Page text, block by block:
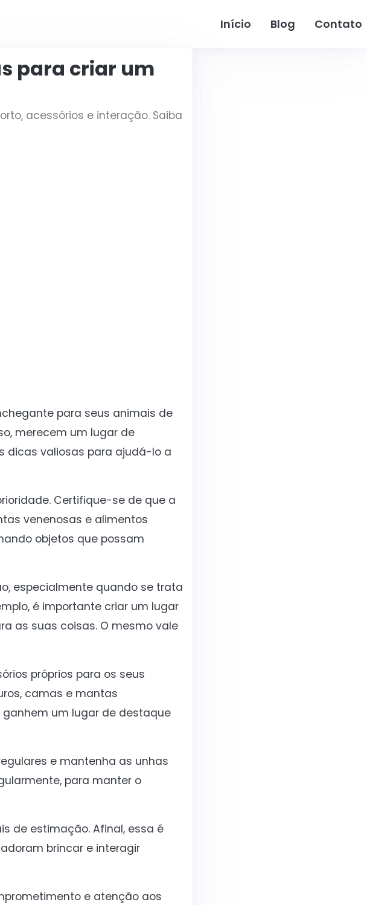
Início Blog Contato
para criar um
acessórios e interação. Saiba
para seus animais de
merecem um lugar de
dicas valiosas para ajudá-lo a
Certifique-se de que a
venenosas e alimentos
objetos que possam
especialmente quando se trata
é importante criar um lugar
as suas coisas. O mesmo vale
próprios para os seus
camas e mantas
um lugar de destaque
e mantenha as unhas
para manter o
de estimação. Afinal, essa é
brincar e interagir
e atenção aos